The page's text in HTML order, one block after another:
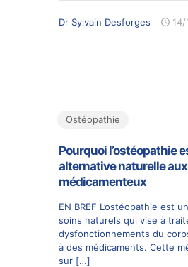
Dr Sylvain Desforges 14/
Ostéopathie
Pourquoi l’ostéopathie
alternative naturelle
médicamenteux
EN BREF L’ostéopathie est
soins naturels qui vise à
dysfonctionnements du
à des médicaments. Cette
sur […]